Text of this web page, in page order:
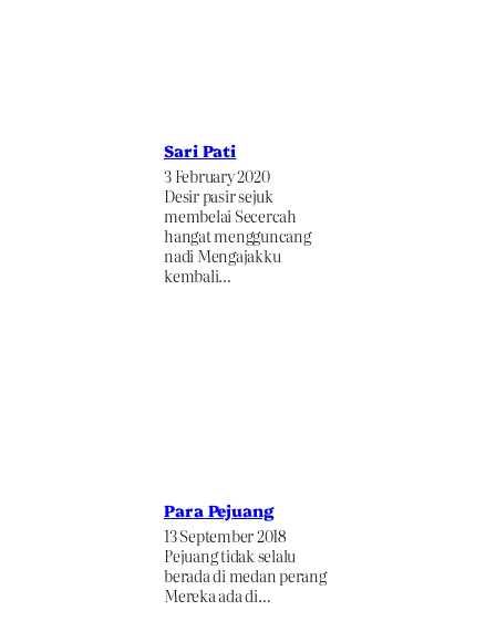
Sari Pati
3 February 2020
Desir pasir sejuk
membelai Secercah
hangat mengguncang
nadi Mengajakku
kembali…
Para Pejuang
13 September 2018
Pejuang tidak selalu
berada di medan perang
Mereka ada di…